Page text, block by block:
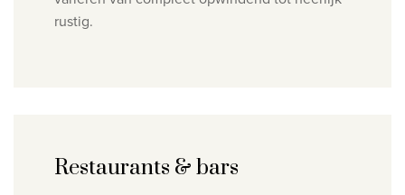
rustig.
Restaurants & bars